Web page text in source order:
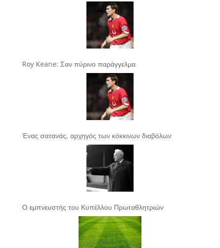
Roy Keane: Σαν πύρινο παράγγελμα
Ένας σατανάς, αρχηγός των κόκκινων διαβόλων
Ο εμπνευστής του Κυπέλλου Πρωταθλητριών